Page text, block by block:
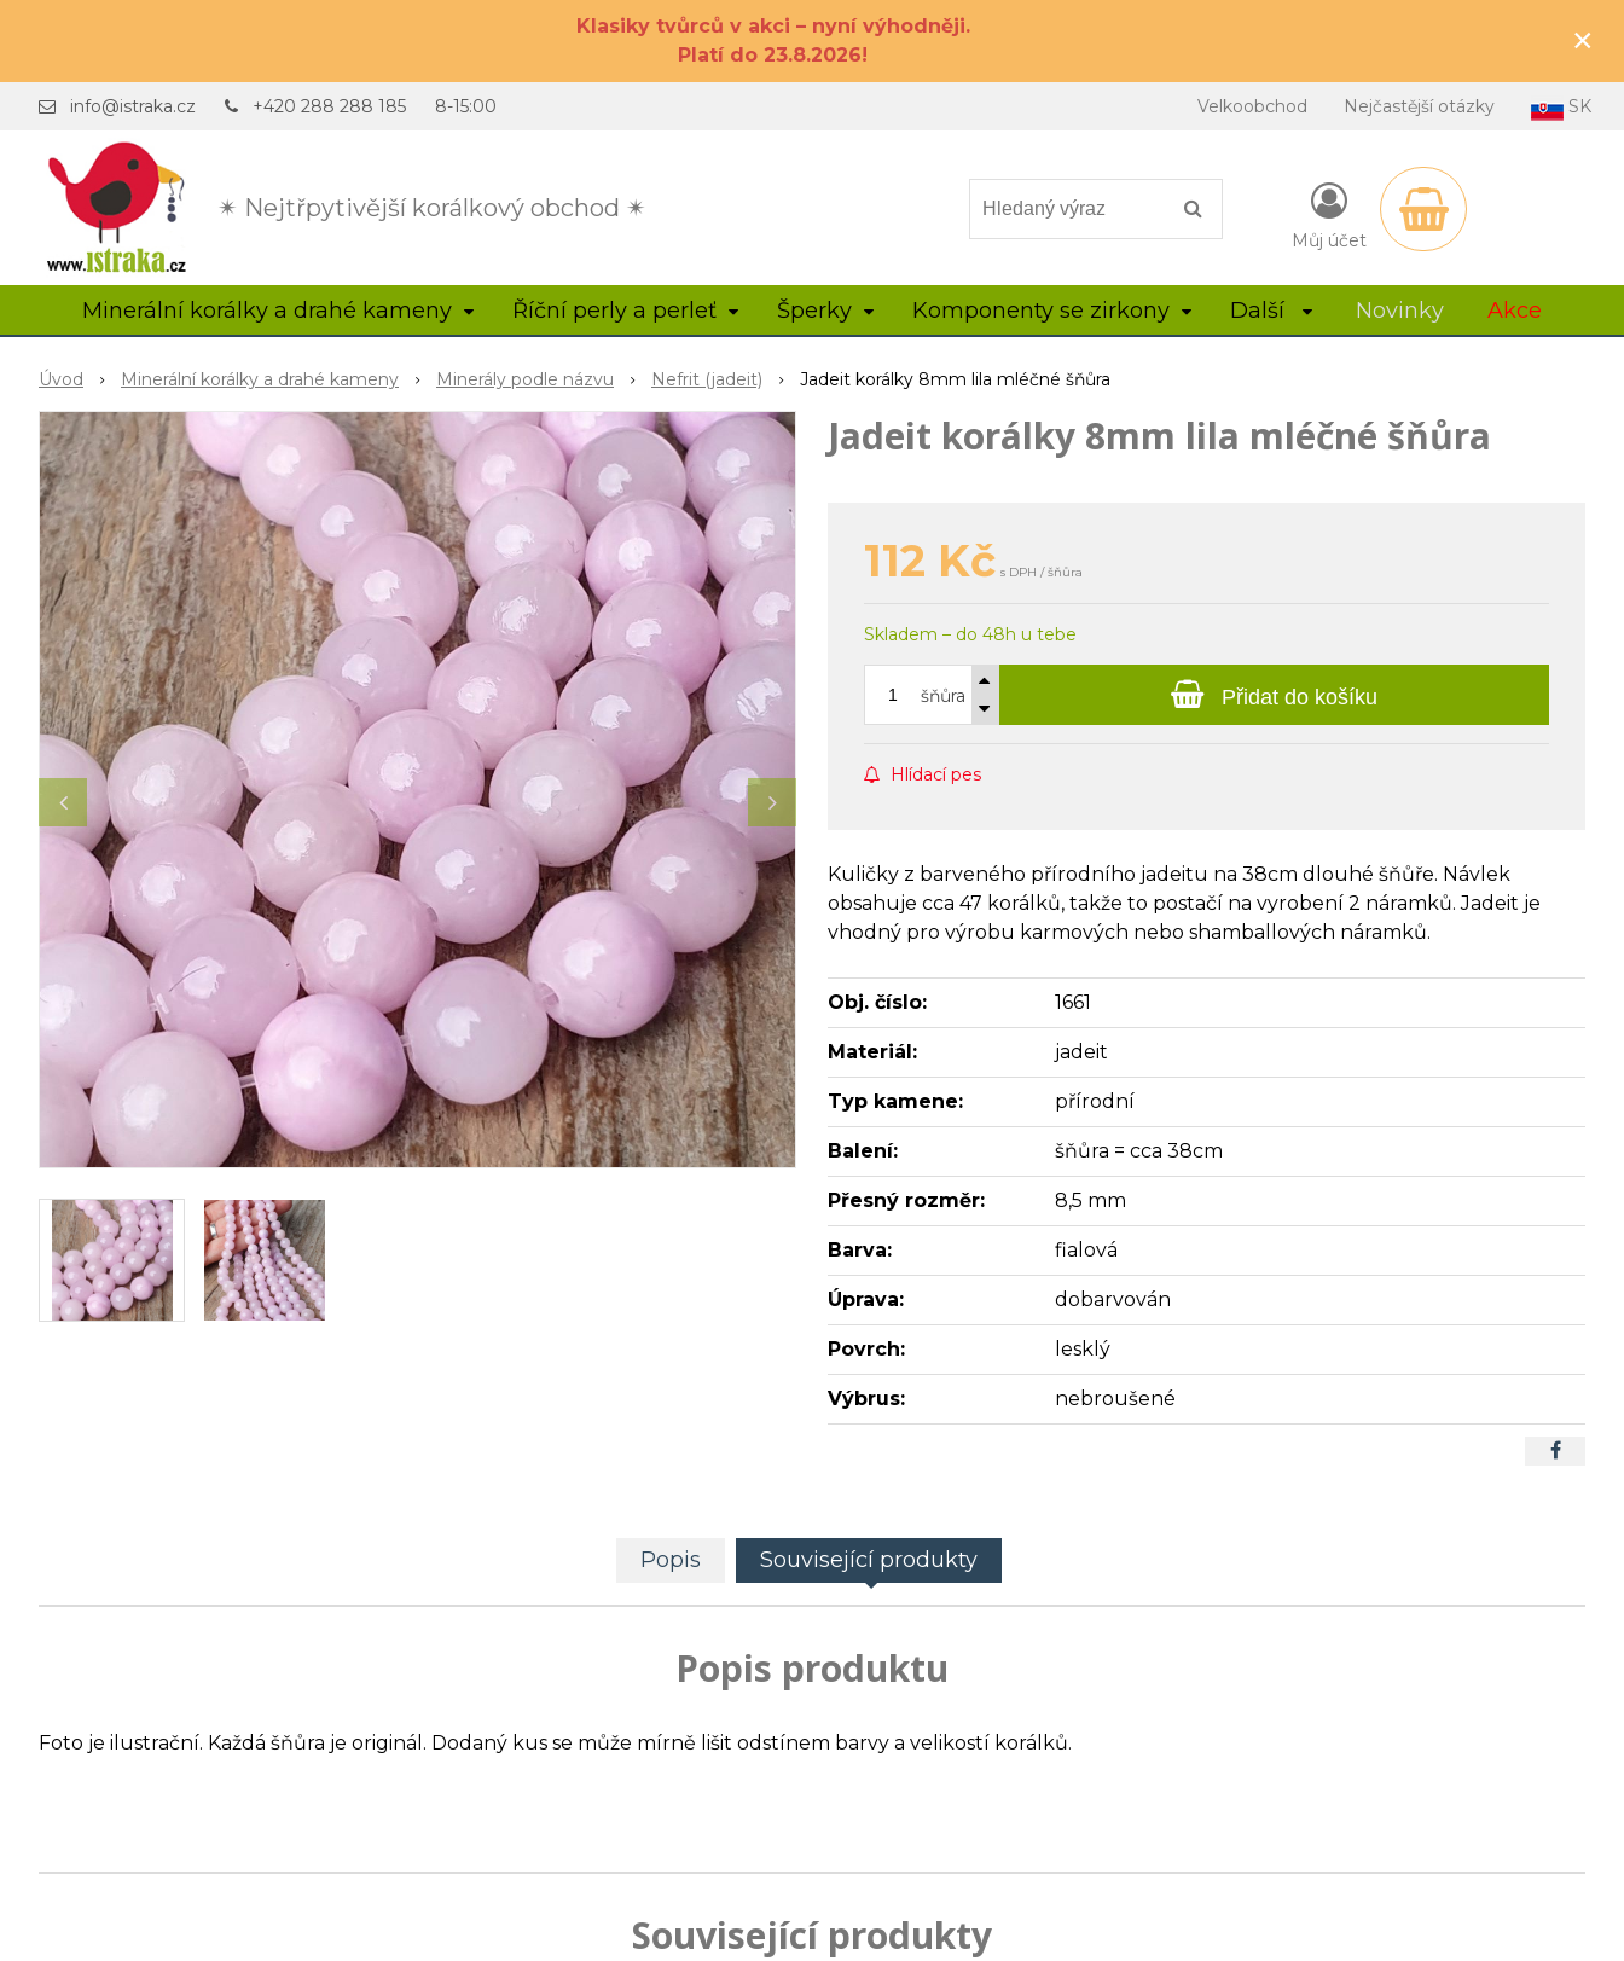
Klasiky tvůrců v akci – nyní výhodněji.
Platí do 23.8.2026!
×
✴ Nejtřpytivější korálkový obchod ✴
info@istraka.cz +420 288 288 185 8-15:00 Velkoobchod Nejčastější otázky SK
Můj účet
Minerální korálky a drahé kameny Říční perly a perleť Šperky Komponenty se zirkony Další Novinky Akce
Úvod Minerální korálky a drahé kameny Minerály podle názvu Nefrit (jadeit) Jadeit korálky 8mm lila mléčné šňůra
Jadeit korálky 8mm lila mléčné šňůra
112 Kč s DPH / šňůra
Skladem – do 48h u tebe
šňůra Přidat do košíku
Hlídací pes
Kuličky z barveného přírodního jadeitu na 38cm dlouhé šňůře. Návlek
obsahuje cca 47 korálků, takže to postačí na vyrobení 2 náramků. Jadeit je
vhodný pro výrobu karmových nebo shamballových náramků.
Obj. číslo: 1661
Materiál: jadeit
Typ kamene: přírodní
Balení: šňůra = cca 38cm
Přesný rozměr: 8,5 mm
Barva: fialová
Úprava: dobarvován
Povrch: lesklý
Výbrus: nebroušené
Popis Související produkty
Popis produktu
Foto je ilustrační. Každá šňůra je originál. Dodaný kus se může mírně lišit odstínem barvy a velikostí korálků.
Související produkty